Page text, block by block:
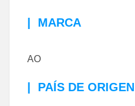
| MARCA
AO
| PAÍS DE ORIGEN